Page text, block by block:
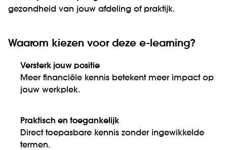
gezondheid van jouw afdeling of praktijk.
Waarom kiezen voor deze e-learning?
Versterk jouw positie
Meer financiële kennis betekent meer impact op
jouw werkplek.
Praktisch en toegankelijk
Direct toepasbare kennis zonder ingewikkelde
termen.